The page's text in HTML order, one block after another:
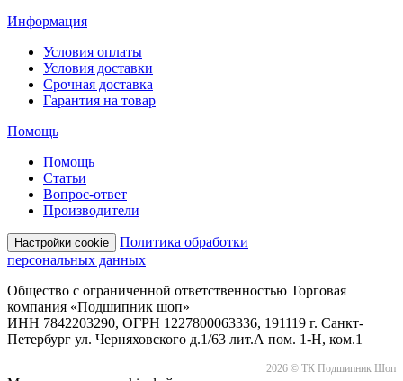
Информация
Условия оплаты
Условия доставки
Срочная доставка
Гарантия на товар
Помощь
Помощь
Статьи
Вопрос-ответ
Производители
Настройки cookie
Политика обработки
персональных данных
Общество с ограниченной ответственностью Торговая
компания «Подшипник шоп»
ИНН 7842203290, ОГРН 1227800063336, 191119 г. Санкт-
Петербург ул. Черняховского д.1/63 лит.А пом. 1-Н, ком.1
2026 © ТК Подшипник Шоп